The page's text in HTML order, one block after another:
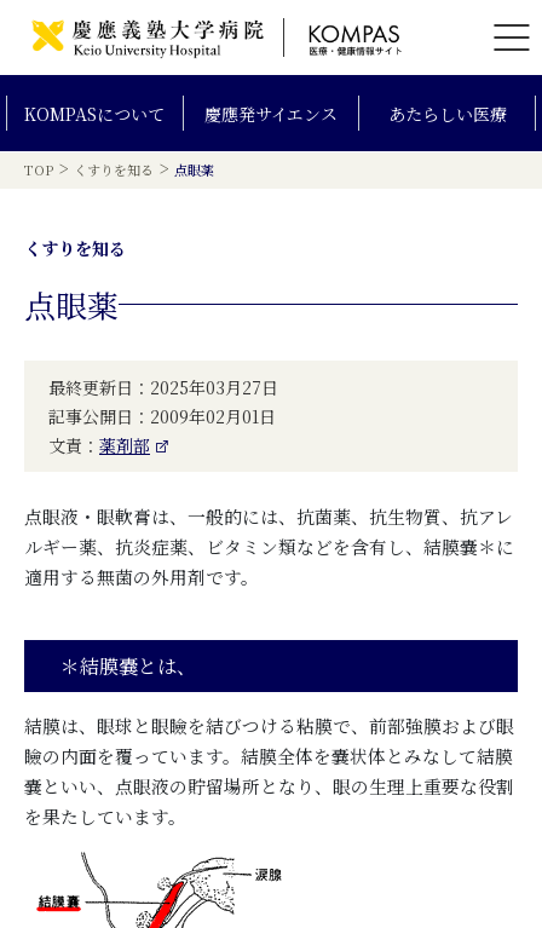
KOMPASについて 慶應発サイエンス あたらしい医療
TOP > くすりを知る > 点眼薬
くすりを知る
点眼薬
最終更新日：2025年03月27日
記事公開日：2009年02月01日
文責： 薬剤部
点眼液・眼軟膏は、一般的には、抗菌薬、抗生物質、抗アレ
ルギー薬、抗炎症薬、ビタミン類などを含有し、結膜嚢＊に
適用する無菌の外用剤です。
＊結膜嚢とは、
結膜は、眼球と眼瞼を結びつける粘膜で、前部強膜および眼
瞼の内面を覆っています。結膜全体を嚢状体とみなして結膜
嚢といい、点眼液の貯留場所となり、眼の生理上重要な役割
を果たしています。